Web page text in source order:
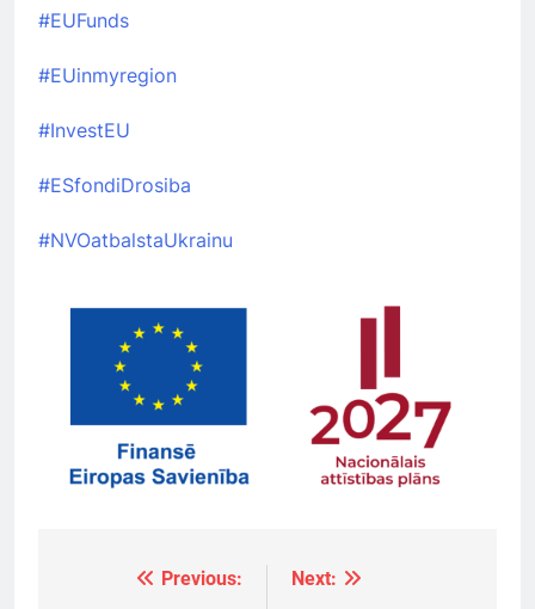
#EUFunds
#EUinmyregion
#InvestEU
#ESfondiDrosiba
#NVOatbalstaUkrainu
Previous: Next: